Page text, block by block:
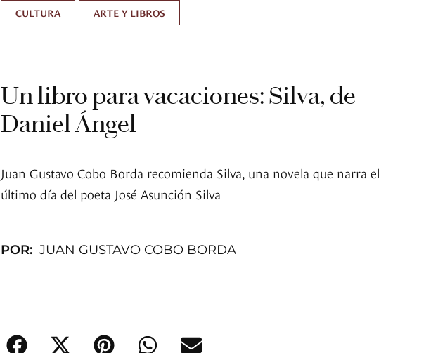
CULTURA ARTE Y LIBROS
Un libro para vacaciones: Silva, de
Daniel Ángel
Juan Gustavo Cobo Borda recomienda Silva, una novela que narra el
último día del poeta José Asunción Silva
POR: JUAN GUSTAVO COBO BORDA